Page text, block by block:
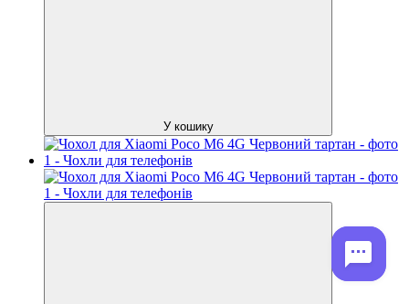
У кошику